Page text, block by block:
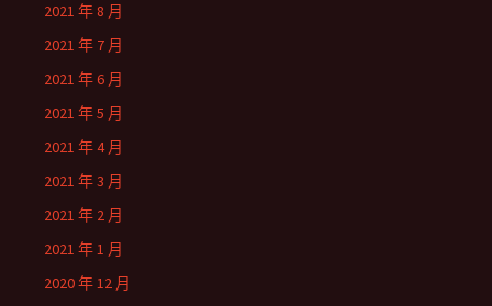
2021 年 8 月
2021 年 7 月
2021 年 6 月
2021 年 5 月
2021 年 4 月
2021 年 3 月
2021 年 2 月
2021 年 1 月
2020 年 12 月